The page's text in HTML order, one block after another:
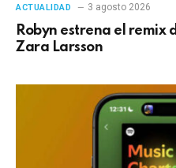
ACTUALIDAD 3 agosto 2026
Robyn estrena el remix
Zara Larsson